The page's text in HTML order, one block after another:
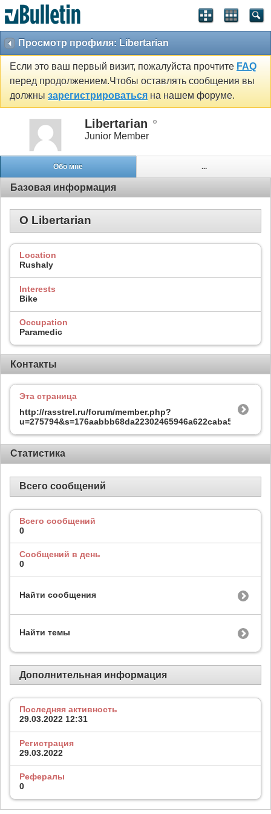
Просмотр профиля: Libertarian
Если это ваш первый визит, пожалуйста прочтите FAQ
перед продолжением.Чтобы оставлять сообщения вы
должны зарегистрироваться на нашем форуме.
Libertarian
Junior Member
Обо мне ...
Базовая информация
О Libertarian
Location
Rushaly
Interests
Bike
Occupation
Paramedic
Контакты
Эта страница
http://rasstrel.ru/forum/member.php?
u=275794&s=176aabbb68da22302465946a622caba5
Статистика
Всего сообщений
Всего сообщений
0
Сообщений в день
0
Найти сообщения
Найти темы
Дополнительная информация
Последняя активность
29.03.2022 12:31
Регистрация
29.03.2022
Рефералы
0